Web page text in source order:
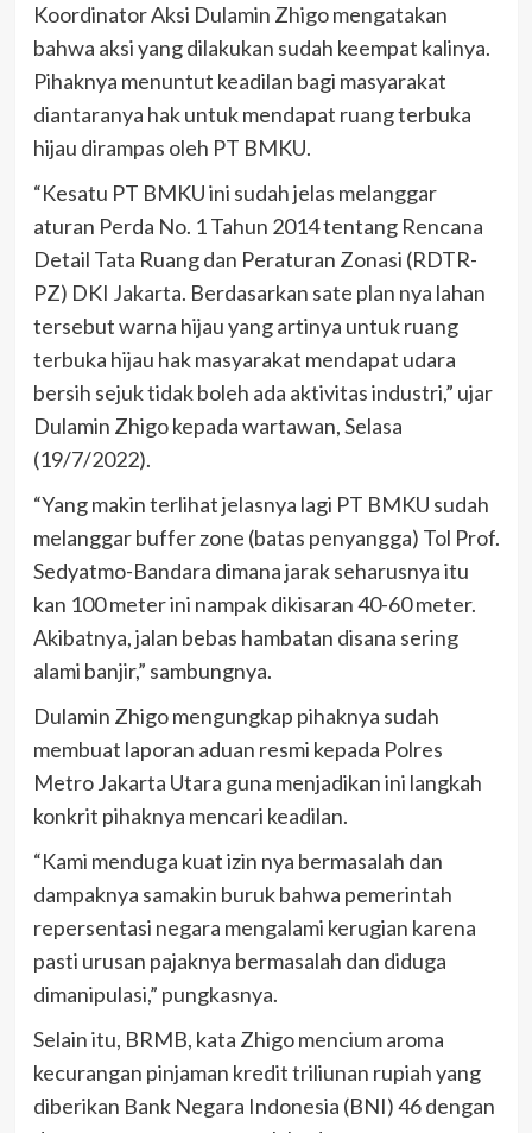
Koordinator Aksi Dulamin Zhigo mengatakan
bahwa aksi yang dilakukan sudah keempat kalinya.
Pihaknya menuntut keadilan bagi masyarakat
diantaranya hak untuk mendapat ruang terbuka
hijau dirampas oleh PT BMKU.
“Kesatu PT BMKU ini sudah jelas melanggar
aturan Perda No. 1 Tahun 2014 tentang Rencana
Detail Tata Ruang dan Peraturan Zonasi (RDTR-
PZ) DKI Jakarta. Berdasarkan sate plan nya lahan
tersebut warna hijau yang artinya untuk ruang
terbuka hijau hak masyarakat mendapat udara
bersih sejuk tidak boleh ada aktivitas industri,” ujar
Dulamin Zhigo kepada wartawan, Selasa
(19/7/2022).
“Yang makin terlihat jelasnya lagi PT BMKU sudah
melanggar buffer zone (batas penyangga) Tol Prof.
Sedyatmo-Bandara dimana jarak seharusnya itu
kan 100 meter ini nampak dikisaran 40-60 meter.
Akibatnya, jalan bebas hambatan disana sering
alami banjir,” sambungnya.
Dulamin Zhigo mengungkap pihaknya sudah
membuat laporan aduan resmi kepada Polres
Metro Jakarta Utara guna menjadikan ini langkah
konkrit pihaknya mencari keadilan.
“Kami menduga kuat izin nya bermasalah dan
dampaknya samakin buruk bahwa pemerintah
repersentasi negara mengalami kerugian karena
pasti urusan pajaknya bermasalah dan diduga
dimanipulasi,” pungkasnya.
Selain itu, BRMB, kata Zhigo mencium aroma
kecurangan pinjaman kredit triliunan rupiah yang
diberikan Bank Negara Indonesia (BNI) 46 dengan